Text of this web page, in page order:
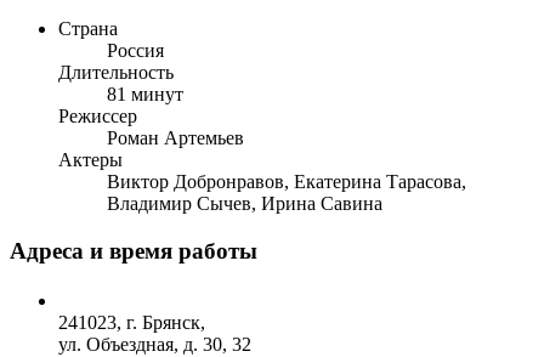
Страна
Россия
Длительность
81 минут
Режиссер
Роман Артемьев
Актеры
Виктор Добронравов, Екатерина Тарасова,
Владимир Сычев, Ирина Савина
Адреса и время работы
241023, г. Брянск,
ул. Объездная, д. 30, 32